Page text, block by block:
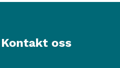
Kontakt oss